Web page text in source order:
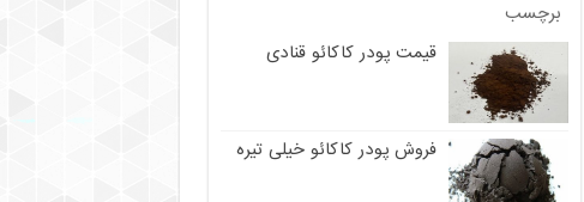
برچسب
قیمت پودر کاکائو قنادی
فروش پودر کاکائو خیلی تیره